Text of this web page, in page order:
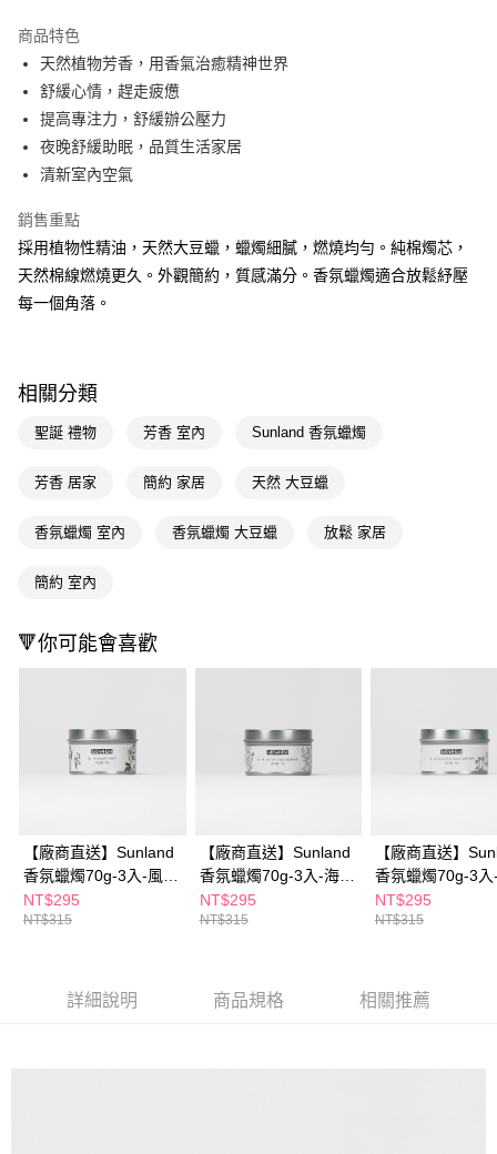
Apple Pay
街口支付
悠遊付
Google Pay
AFTEE先享後付
相關說明
【關於「AFTEE先享後付」】
AFTEE先享後付是「在收到商品之後才付款」的支付方式。 讓您購物簡單
便利好安心！
１．於結帳方式選擇「AFTEE先享後付」後，將跳轉至「AFTEE先享後付」
２．訂單成立數日內，您將收到繳費通知簡訊。
３．收到繳費通知簡訊後14天內，點擊此簡訊中的連結，可透過四大超商／
※ 請注意：結帳手續完成當下不需立刻繳費，但若您需要取消訂單，請聯絡
後付繳納相關費用。
※ 交易是否成功請以「AFTEE先享後付 」之結帳頁面顯示為準，若有關於
客戶支援中心」https://netprotections.freshdesk.com/support/home
權轉讓予恩沛科技股份有限公司。
２．關於個人資料處理事宜，請瀏覽以下網址：
https://aftee.tw/terms/#terms3
４．使用「AFTEE先享後付」時，將依據個別帳號之用戶狀況，依本公司即
時審查核予不同之上限額度；若仍有額度不足之情形，本公司將視審查結果
請求用戶進行身份認證。
５．嚴禁一人註冊多個帳號或使用他人資訊註冊。若發現惡意使用之情形，
運送方式
商品特色
天然植物芳香，用香氣治癒精神世界
舒緩心情，趕走疲憊
提高專注力，舒緩辦公壓力
夜晚舒緩助眠，品質生活家居
清新室內空氣
銷售重點
採用植物性精油，天然大豆蠟，蠟燭細膩，燃燒均勻。純棉燭芯，
天然棉線燃燒更久。外觀簡約，質感滿分。香氛蠟燭適合放鬆紓壓
每一個角落。
相關分類
聖誕 禮物 芳香 室內 Sunland 香氛蠟燭
芳香 居家 簡約 家居 天然 大豆蠟
香氛蠟燭 室內 香氛蠟燭 大豆蠟 放鬆 家居
簡約 室內
🔻你可能會喜歡
【廠商直送】Sunland
香氛蠟燭70g-3入-風鈴
草
NT$295
NT$315
【廠商直送】Sunland
香氛蠟燭70g-3入-海鹽
鼠尾草
NT$295
NT$315
【廠商直送】
香氛蠟燭70g-3
花蜂蜜
NT$295
NT$315
詳細說明 商品規格 相關推薦